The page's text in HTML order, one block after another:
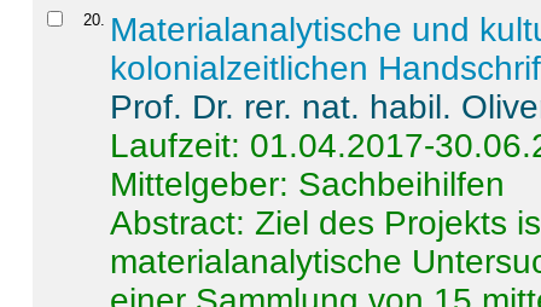
20
Materialanalytische und
kolonialzeitlichen
Prof. Dr. rer. nat. habil.
Laufzeit: 01.04.2017-
Mittelgeber: Sachbeihilfen
Abstract:Ziel des Projekts
materialanalytische